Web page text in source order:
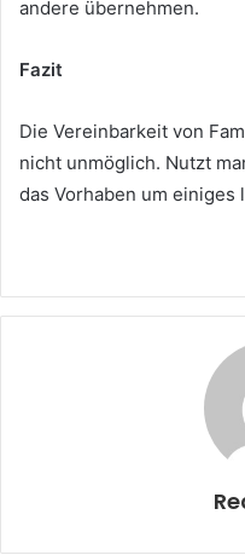
andere übernehmen.
Fazit
Die Vereinbarkeit von
nicht unmöglich. Nutzt
das Vorhaben um einiges